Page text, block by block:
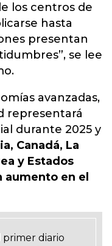
los centros de
hasta
presentan
se lee
avanzadas,
representará
durante 2025 y
Canadá, La
y Estados
en el
primer diario